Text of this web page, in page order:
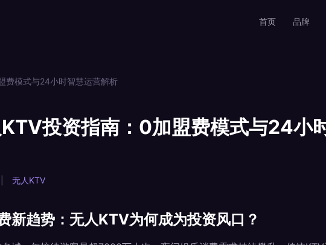
首页 品牌
费模式与24小时智慧运营解析
投资指南：0加盟费模式与24小
无人KTV
新趋势：无人KTV为何成为投资风口？